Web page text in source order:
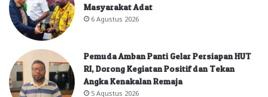
Masyarakat Adat
6 Agustus 2026
Pemuda Amban Panti Gelar Persiapan HUT
RI, Dorong Kegiatan Positif dan Tekan
Angka Kenakalan Remaja
5 Agustus 2026